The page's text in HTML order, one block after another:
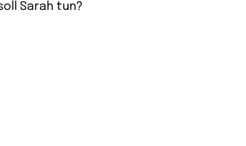
Sarah tun?